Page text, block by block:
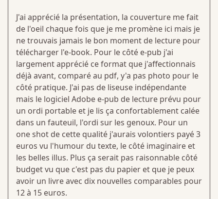
J'ai apprécié la présentation, la couverture me fait
de l'oeil chaque fois que je me promène ici mais je
ne trouvais jamais le bon moment de lecture pour
télécharger l'e-book. Pour le côté e-pub j'ai
largement apprécié ce format que j'affectionnais
déjà avant, comparé au pdf, y'a pas photo pour le
côté pratique. J'ai pas de liseuse indépendante
mais le logiciel Adobe e-pub de lecture prévu pour
un ordi portable et je lis ça confortablement calée
dans un fauteuil, l'ordi sur les genoux. Pour un
one shot de cette qualité j'aurais volontiers payé 3
euros vu l'humour du texte, le côté imaginaire et
les belles illus. Plus ça serait pas raisonnable côté
budget vu que c'est pas du papier et que je peux
avoir un livre avec dix nouvelles comparables pour
12 à 15 euros.